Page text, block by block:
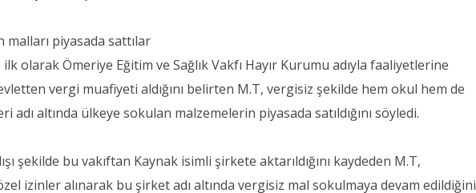
piyasada sattılar
olarak Ömeriye Eğitim ve Sağlık Vakfı Hayır Kurumu adıyla faaliyetlerine
vergi muafiyeti aldığını belirten M.T, vergisiz şekilde hem okul hem de
adı altında ülkeye sokulan malzemelerin piyasada satıldığını söyledi.
şekilde bu vakıftan Kaynak isimli şirkete aktarıldığını kaydeden M.T,
izinler alınarak bu şirket adı altında vergisiz mal sokulmaya devam edildiğini